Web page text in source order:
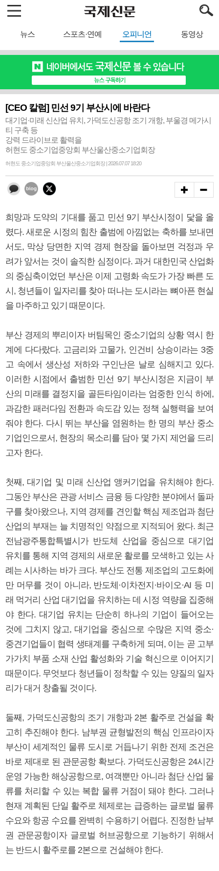
뉴스 스포츠·연예 오피니언 동영상
[CEO 칼럼] 민선 9기 부산시에 바란다
대기업·미래 신산업 유치, 가덕도신공항 조기 개항, 부울경 메가시
티 구축 등
강력 드라이브로 활력을
허현도 중소기업중앙회 부산울산중소기업회장
허현도 중소기업중앙회 부산울산중소기업회장 | 2026.07.07 18:20
희망과 도약의 기대를 품고 민선 9기 부산시정이 닻을 올
렸다. 새로운 시정의 힘찬 출범에 아낌없는 축하를 보내면
서도, 막상 당면한 지역 경제 현장을 돌아보면 걱정과 우
려가 앞서는 것이 솔직한 심정이다. 과거 대한민국 산업화
의 중심축이었던 부산은 이제 고령화 속도가 가장 빠른 도
시, 청년들이 일자리를 찾아 떠나는 도시라는 뼈아픈 현실
을 마주하고 있기 때문이다.
부산 경제의 뿌리이자 버팀목인 중소기업의 상황 역시 한
계에 다다랐다. 고금리와 고물가, 인건비 상승이라는 3중
고 속에서 생산성 저하와 구인난은 날로 심해지고 있다.
이러한 시점에서 출범한 민선 9기 부산시정은 지금이 부
산의 미래를 결정지을 골든타임이라는 엄중한 인식 하에,
과감한 패러다임 전환과 속도감 있는 정책 실행력을 보여
줘야 한다. 다시 뛰는 부산을 염원하는 한 명의 부산 중소
기업인으로서, 현장의 목소리를 담아 몇 가지 제언을 드리
고자 한다.
첫째, 대기업 및 미래 신산업 앵커기업을 유치해야 한다.
그동안 부산은 관광 서비스 금융 등 다양한 분야에서 돌파
구를 찾아왔으나, 지역 경제를 견인할 핵심 제조업과 첨단
산업의 부재는 늘 치명적인 약점으로 지적되어 왔다. 최근
전남광주통합특별시가 반도체 산업을 중심으로 대기업
유치를 통해 지역 경제의 새로운 활로를 모색하고 있는 사
례는 시사하는 바가 크다. 부산도 전통 제조업의 고도화에
만 머무를 것이 아니라, 반도체·이차전지·바이오·AI 등 미
래 먹거리 산업 대기업을 유치하는 데 시정 역량을 집중해
야 한다. 대기업 유치는 단순히 하나의 기업이 들어오는
것에 그치지 않고, 대기업을 중심으로 수많은 지역 중소·
중견기업들이 협력 생태계를 구축하게 되며, 이는 곧 고부
가가치 부품 소재 산업 활성화와 기술 혁신으로 이어지기
때문이다. 무엇보다 청년들이 정착할 수 있는 양질의 일자
리가 대거 창출될 것이다.
둘째, 가덕도신공항의 조기 개항과 2본 활주로 건설을 확
고히 추진해야 한다. 남부권 균형발전의 핵심 인프라이자
부산이 세계적인 물류 도시로 거듭나기 위한 전제 조건은
바로 제대로 된 관문공항 확보다. 가덕도신공항은 24시간
운영 가능한 해상공항으로, 여객뿐만 아니라 첨단 산업 물
류를 처리할 수 있는 복합 물류 거점이 돼야 한다. 그러나
현재 계획된 단일 활주로 체제로는 급증하는 글로벌 물류
수요와 항공 수요를 완벽히 수용하기 어렵다. 진정한 남부
권 관문공항이자 글로벌 허브공항으로 기능하기 위해서
는 반드시 활주로를 2본으로 건설해야 한다.